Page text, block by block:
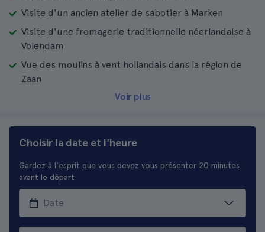
Visite d'un ancien atelier de sabotier à Marken
Visite d'une fromagerie traditionnelle néerlandaise à
Volendam
Vue des moulins à vent hollandais dans la région de
Zaan
Voir plus
Choisir la date et l'heure
Gardez à l'esprit que vous devez vous présenter 20 minutes
avant le départ